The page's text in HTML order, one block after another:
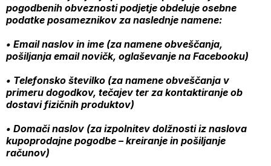
pogodbenih obveznosti podjetje obdeluje osebne
podatke posameznikov za naslednje namene:
• Email naslov in ime (za namene obveščanja,
pošiljanja email novičk, oglaševanje na Facebooku)
• Telefonsko številko (za namene obveščanja v
primeru dogodkov, tečajev ter za kontaktiranje ob
dostavi fizičnih produktov)
• Domači naslov (za izpolnitev dolžnosti iz naslova
kupoprodajne pogodbe – kreiranje in pošiljanje
računov)